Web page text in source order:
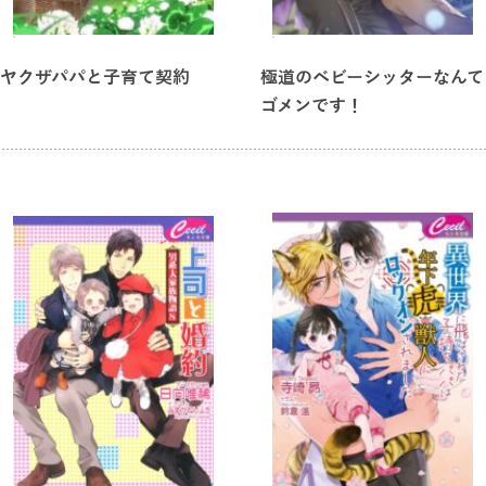
ヤクザパパと子育て契約
極道のベビーシッターなんて
ゴメンです！